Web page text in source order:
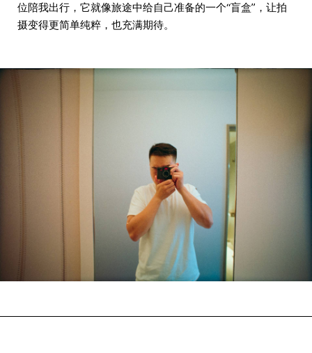
位陪我出行，它就像旅途中给自己准备的一个“盲盒”，让拍
摄变得更简单纯粹，也充满期待。